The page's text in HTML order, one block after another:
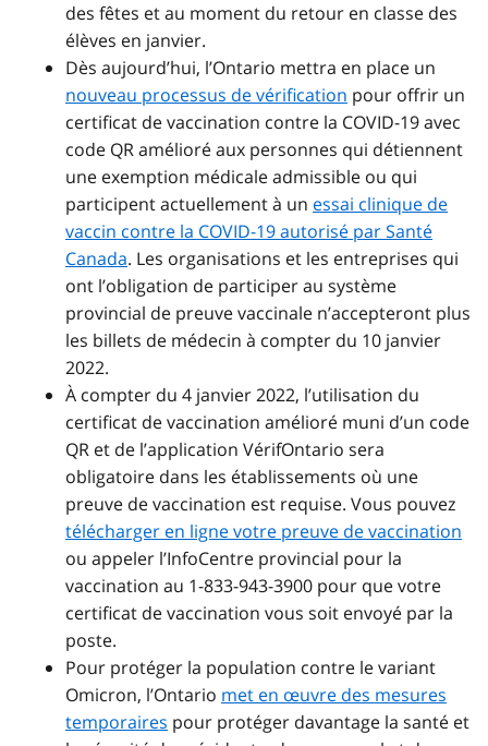
des fêtes et au moment du retour en classe des
élèves en janvier.
Dès aujourd’hui, l’Ontario mettra en place un
nouveau processus de vérification pour offrir un
certificat de vaccination contre la COVID-19 avec
code QR amélioré aux personnes qui détiennent
une exemption médicale admissible ou qui
participent actuellement à un essai clinique de
vaccin contre la COVID-19 autorisé par Santé
Canada. Les organisations et les entreprises qui
ont l’obligation de participer au système
provincial de preuve vaccinale n’accepteront plus
les billets de médecin à compter du 10 janvier
2022.
À compter du 4 janvier 2022, l’utilisation du
certificat de vaccination amélioré muni d’un code
QR et de l’application VérifOntario sera
obligatoire dans les établissements où une
preuve de vaccination est requise. Vous pouvez
télécharger en ligne votre preuve de vaccination
ou appeler l’InfoCentre provincial pour la
vaccination au 1-833-943-3900 pour que votre
certificat de vaccination vous soit envoyé par la
poste.
Pour protéger la population contre le variant
Omicron, l’Ontario met en œuvre des mesures
temporaires pour protéger davantage la santé et